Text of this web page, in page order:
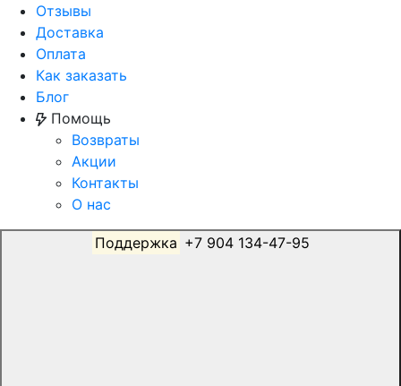
Отзывы
Доставка
Оплата
Как заказать
Блог
Помощь
Возвраты
Акции
Контакты
О нас
Поддержка